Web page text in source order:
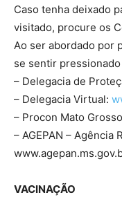
Caso tenha deixado
visitado, procure os
Ao ser abordado por
se sentir
– Delegacia de
– Delegacia Virtual:
– Procon Mato
– AGEPAN – Agência
VACINAÇÃO